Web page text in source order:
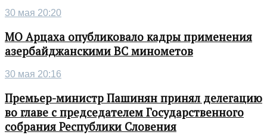
30 мая 20:20
МО Арцаха опубликовало кадры применения
азербайджанскими ВС минометов
30 мая 20:16
Премьер-министр Пашинян принял делегацию
во главе с председателем Государственного
собрания Республики Словения